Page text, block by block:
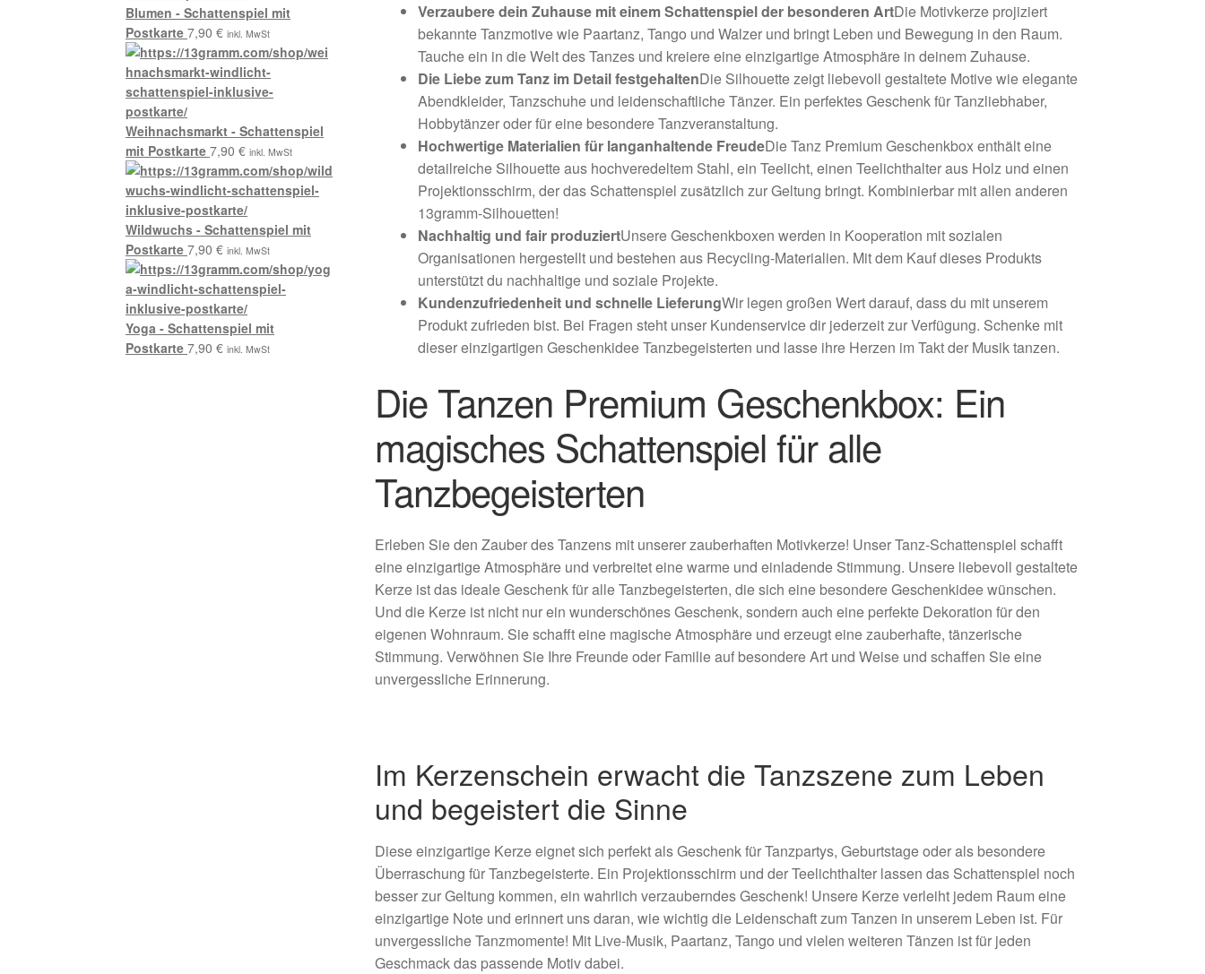
Verzaubere dein Zuhause mit einem Schattenspiel der besonderen ArtDie Motivkerze projiziert
bekannte Tanzmotive wie Paartanz, Tango und Walzer und bringt Leben und Bewegung in den Raum.
Tauche ein in die Welt des Tanzes und kreiere eine einzigartige Atmosphäre in deinem Zuhause.
Die Liebe zum Tanz im Detail festgehaltenDie Silhouette zeigt liebevoll gestaltete Motive wie elegante
Abendkleider, Tanzschuhe und leidenschaftliche Tänzer. Ein perfektes Geschenk für Tanzliebhaber,
Hobbytänzer oder für eine besondere Tanzveranstaltung.
Hochwertige Materialien für langanhaltende FreudeDie Tanz Premium Geschenkbox enthält eine
detailreiche Silhouette aus hochveredeltem Stahl, ein Teelicht, einen Teelichthalter aus Holz und einen
Projektionsschirm, der das Schattenspiel zusätzlich zur Geltung bringt. Kombinierbar mit allen anderen
13gramm-Silhouetten!
Nachhaltig und fair produziertUnsere Geschenkboxen werden in Kooperation mit sozialen
Organisationen hergestellt und bestehen aus Recycling-Materialien. Mit dem Kauf dieses Produkts
unterstützt du nachhaltige und soziale Projekte.
Kundenzufriedenheit und schnelle LieferungWir legen großen Wert darauf, dass du mit unserem
Produkt zufrieden bist. Bei Fragen steht unser Kundenservice dir jederzeit zur Verfügung. Schenke mit
dieser einzigartigen Geschenkidee Tanzbegeisterten und lasse ihre Herzen im Takt der Musik tanzen.
Die Tanzen Premium Geschenkbox: Ein
magisches Schattenspiel für alle
Tanzbegeisterten
Erleben Sie den Zauber des Tanzens mit unserer zauberhaften Motivkerze! Unser Tanz-Schattenspiel schafft
eine einzigartige Atmosphäre und verbreitet eine warme und einladende Stimmung. Unsere liebevoll gestaltete
Kerze ist das ideale Geschenk für alle Tanzbegeisterten, die sich eine besondere Geschenkidee wünschen.
Und die Kerze ist nicht nur ein wunderschönes Geschenk, sondern auch eine perfekte Dekoration für den
eigenen Wohnraum. Sie schafft eine magische Atmosphäre und erzeugt eine zauberhafte, tänzerische
Stimmung. Verwöhnen Sie Ihre Freunde oder Familie auf besondere Art und Weise und schaffen Sie eine
unvergessliche Erinnerung.
Im Kerzenschein erwacht die Tanzszene zum Leben
und begeistert die Sinne
Diese einzigartige Kerze eignet sich perfekt als Geschenk für Tanzpartys, Geburtstage oder als besondere
Überraschung für Tanzbegeisterte. Ein Projektionsschirm und der Teelichthalter lassen das Schattenspiel noch
besser zur Geltung kommen, ein wahrlich verzauberndes Geschenk! Unsere Kerze verleiht jedem Raum eine
einzigartige Note und erinnert uns daran, wie wichtig die Leidenschaft zum Tanzen in unserem Leben ist. Für
unvergessliche Tanzmomente! Mit Live-Musik, Paartanz, Tango und vielen weiteren Tänzen ist für jeden
Geschmack das passende Motiv dabei.
Blumen - Schattenspiel mit
Postkarte 7,90€ inkl. MwSt
Weihnachsmarkt - Schattenspiel
mit Postkarte 7,90€ inkl. MwSt
Wildwuchs - Schattenspiel mit
Postkarte 7,90€ inkl. MwSt
Yoga - Schattenspiel mit
Postkarte 7,90€ inkl. MwSt